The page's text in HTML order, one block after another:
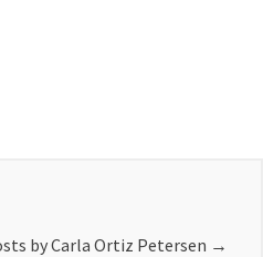
by Carla Ortiz Petersen →